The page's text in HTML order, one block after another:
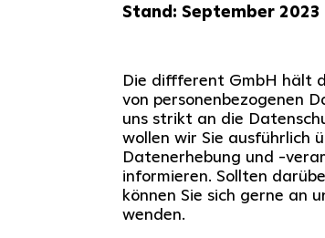
Stand: September 2023
Die diffferent GmbH hält
von personenbezogenen
uns strikt an die
wollen wir Sie ausführlich
Datenerhebung und -
informieren. Sollten
können Sie sich gerne an
wenden.